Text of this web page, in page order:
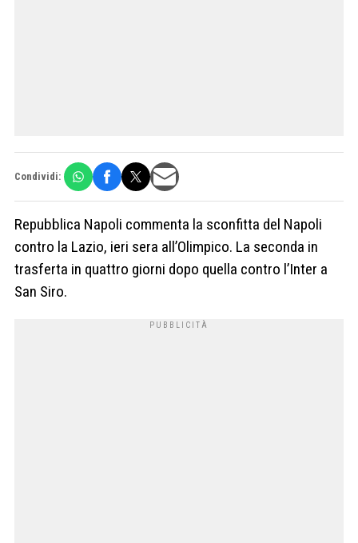
Condividi:
Repubblica Napoli commenta la sconfitta del Napoli
contro la Lazio, ieri sera all’Olimpico. La seconda in
trasferta in quattro giorni dopo quella contro l’Inter a
San Siro.